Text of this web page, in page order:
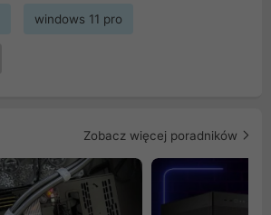
windows 11 pro
Zobacz więcej poradników